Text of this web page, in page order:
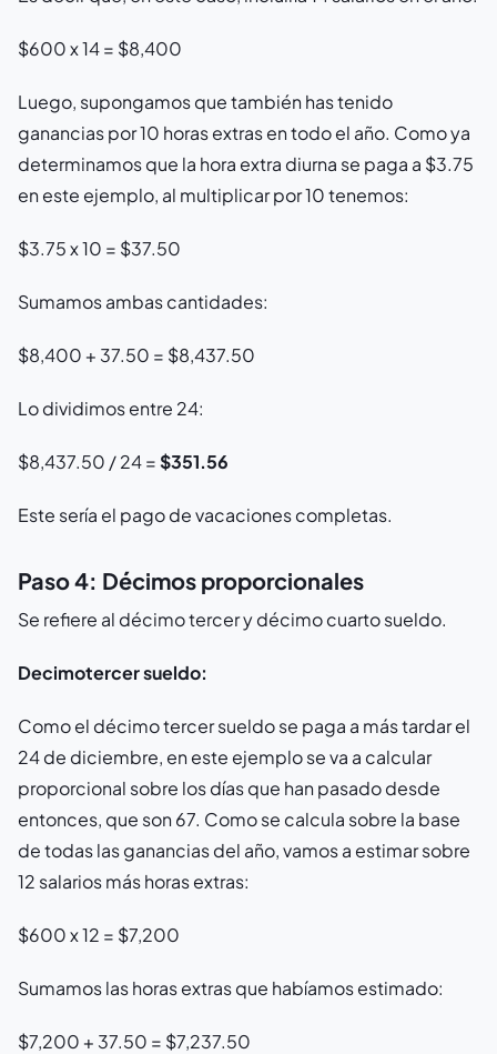
$600 x 14 = $8,400
Luego, supongamos que también has tenido
ganancias por 10 horas extras en todo el año. Como ya
determinamos que la hora extra diurna se paga a $3.75
en este ejemplo, al multiplicar por 10 tenemos:
$3.75 x 10 = $37.50
Sumamos ambas cantidades:
$8,400 + 37.50 = $8,437.50
Lo dividimos entre 24:
$8,437.50 / 24 =$351.56
Este sería el pago de vacaciones completas.
Paso 4: Décimos proporcionales
Se refiere al décimo tercer y décimo cuarto sueldo.
Decimotercer sueldo:
Como el décimo tercer sueldo se paga a más tardar el
24 de diciembre, en este ejemplo se va a calcular
proporcional sobre los días que han pasado desde
entonces, que son 67. Como se calcula sobre la base
de todas las ganancias del año, vamos a estimar sobre
12 salarios más horas extras:
$600 x 12 = $7,200
Sumamos las horas extras que habíamos estimado:
$7,200 + 37.50 = $7,237.50